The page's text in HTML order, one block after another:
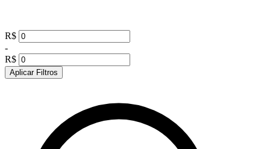
R$
-
R$
Aplicar Filtros